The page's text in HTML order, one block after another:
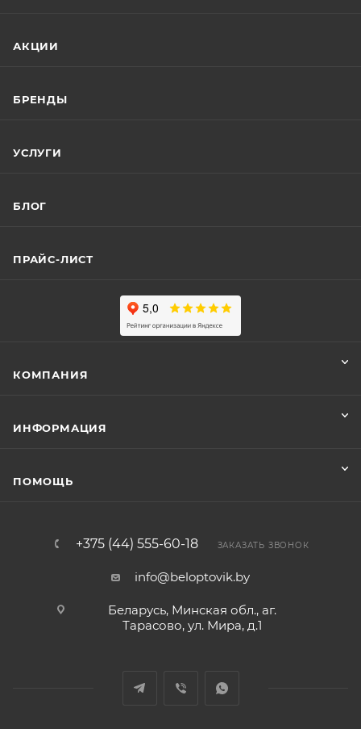
АКЦИИ
БРЕНДЫ
УСЛУГИ
БЛОГ
ПРАЙС-ЛИСТ
КОМПАНИЯ
ИНФОРМАЦИЯ
ПОМОЩЬ
+375 (44) 555-60-18 ЗАКАЗАТЬ ЗВОНОК
info@beloptovik.by
Беларусь, Минская обл., аг.
Тарасово, ул. Мира, д.1